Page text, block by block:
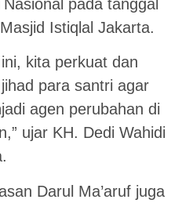
pada tanggal
Istiqlal Jakarta.
kita perkuat dan
para santri agar
agen perubahan di
ujar KH. Dedi Wahidi
Darul Ma’aruf juga